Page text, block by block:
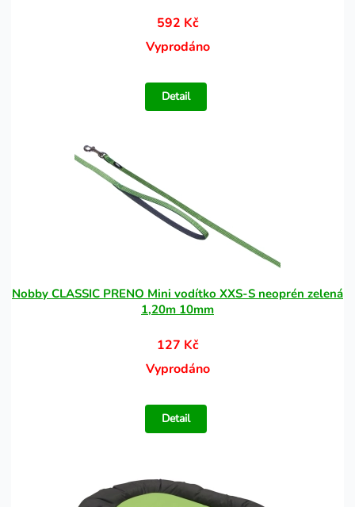
592 Kč
Vyprodáno
Detail
Nobby CLASSIC PRENO Mini vodítko XXS-S neoprén zelená
1,20m 10mm
127 Kč
Vyprodáno
Detail